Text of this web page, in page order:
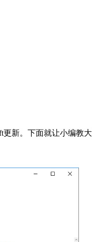
新。下面就让小编教大